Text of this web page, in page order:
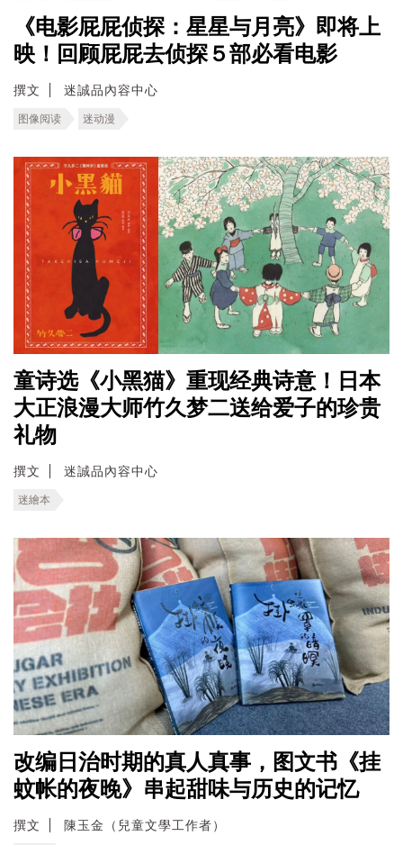
《电影屁屁侦探：星星与月亮》即将上
映！回顾屁屁去侦探５部必看电影
撰文 迷誠品內容中心
图像阅读 迷动漫
童诗选《小黑猫》重现经典诗意！日本
大正浪漫大师竹久梦二送给爱子的珍贵
礼物
撰文 迷誠品內容中心
迷繪本
改编日治时期的真人真事，图文书《挂
蚊帐的夜晚》串起甜味与历史的记忆
撰文 陳玉金（兒童文學工作者）